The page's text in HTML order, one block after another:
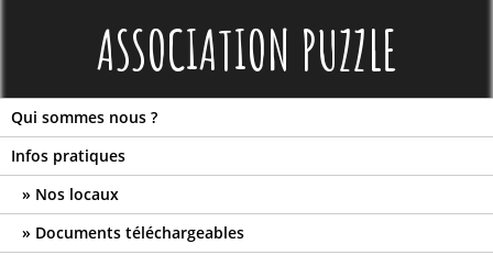
ASSOCIATION PUZZLE
Qui sommes nous ?
Infos pratiques
Nos locaux
Documents téléchargeables